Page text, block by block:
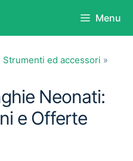
Menu
Strumenti ed accessori »
Neonati:
e Offerte